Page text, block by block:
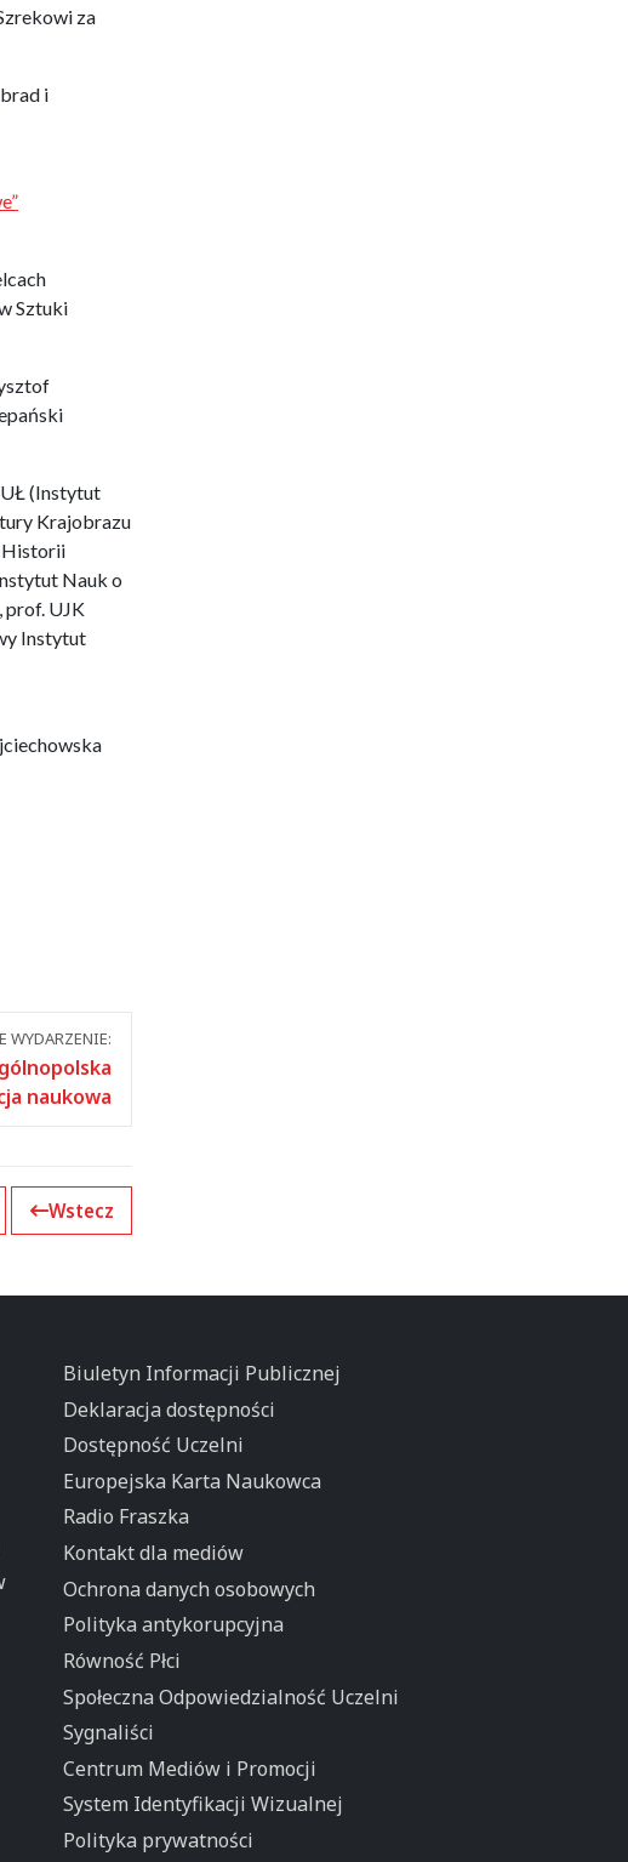
za
i
Sztuki
(Instytut
Krajobrazu
Historii
Nauk o
prof. UJK
Instytut
WYDARZENIE:
naukowa
Wstecz
Biuletyn Informacji Publicznej
Deklaracja dostępności
Dostępność Uczelni
Europejska Karta Naukowca
Radio Fraszka
Kontakt dla mediów
Ochrona danych osobowych
Polityka antykorupcyjna
Równość Płci
Społeczna Odpowiedzialność Uczelni
Sygnaliści
Centrum Mediów i Promocji
System Identyfikacji Wizualnej
Polityka prywatności